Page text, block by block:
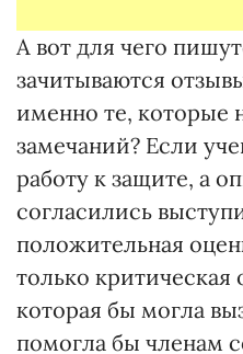
А вот для чего
зачитываются
именно те, которые
замечаний? Если
работу к защите, а
согласились
положительная
только критическая
которая бы могла
помогла бы членам